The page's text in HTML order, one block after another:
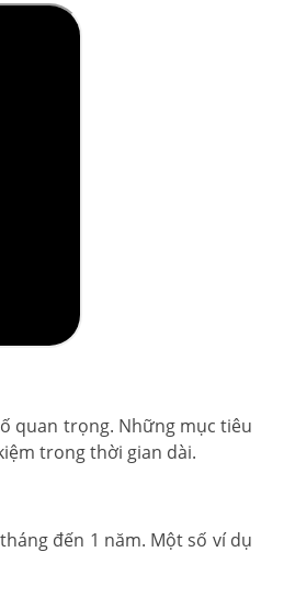
quan trọng. Những mục tiêu
trong thời gian dài.
đến 1 năm. Một số ví dụ